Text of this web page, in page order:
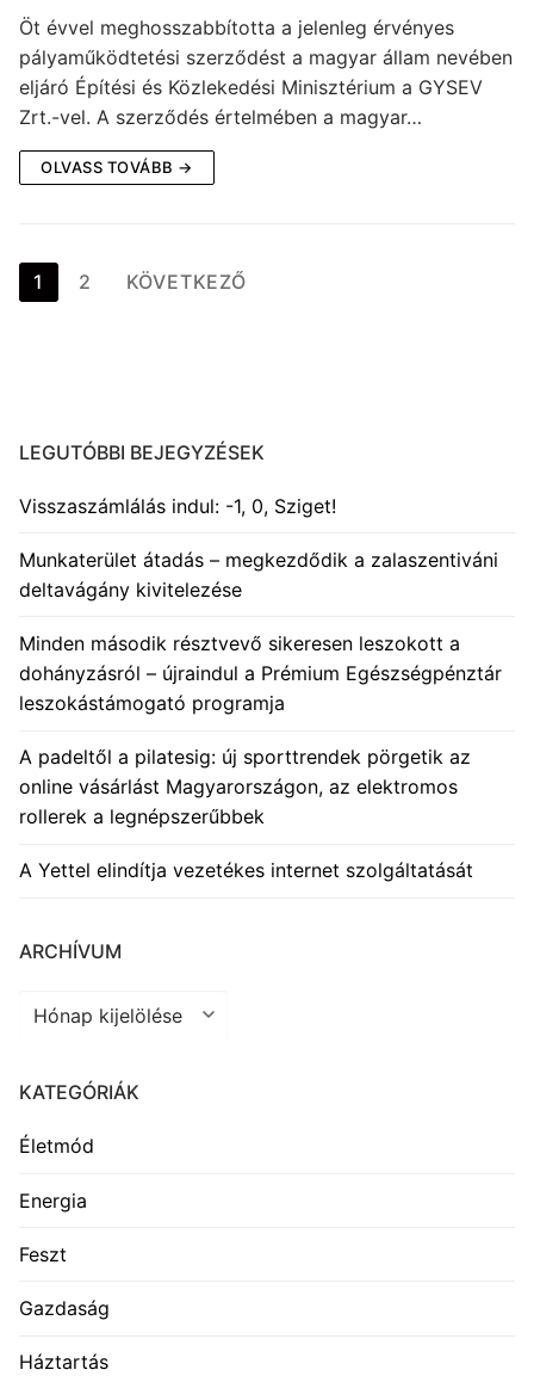
Öt évvel meghosszabbította a jelenleg érvényes
pályaműködtetési szerződést a magyar állam nevében
eljáró Építési és Közlekedési Minisztérium a GYSEV
Zrt.-vel. A szerződés értelmében a magyar…
OLVASS TOVÁBB →
Bejegyzések
lapozása
1 2 KÖVETKEZŐ
LEGUTÓBBI BEJEGYZÉSEK
Visszaszámlálás indul: -1, 0, Sziget!
Munkaterület átadás – megkezdődik a zalaszentiváni
deltavágány kivitelezése
Minden második résztvevő sikeresen leszokott a
dohányzásról – újraindul a Prémium Egészségpénztár
leszokástámogató programja
A padeltől a pilatesig: új sporttrendek pörgetik az
online vásárlást Magyarországon, az elektromos
rollerek a legnépszerűbbek
A Yettel elindítja vezetékes internet szolgáltatását
ARCHÍVUM
Archívum
KATEGÓRIÁK
Életmód
Energia
Feszt
Gazdaság
Háztartás